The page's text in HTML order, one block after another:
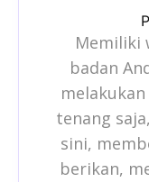
Memiliki
badan
tenang
sini,
berikan,